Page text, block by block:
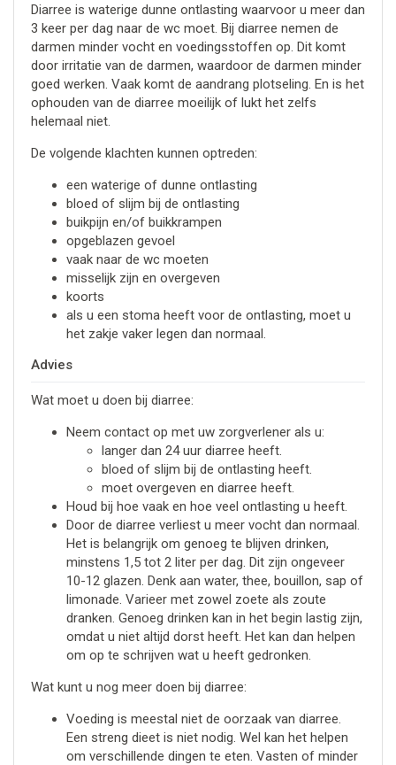
Diarree is waterige dunne ontlasting waarvoor u meer dan
3 keer per dag naar de wc moet. Bij diarree nemen de
darmen minder vocht en voedingsstoffen op. Dit komt
door irritatie van de darmen, waardoor de darmen minder
goed werken. Vaak komt de aandrang plotseling. En is het
ophouden van de diarree moeilijk of lukt het zelfs
helemaal niet.
De volgende klachten kunnen optreden:
een waterige of dunne ontlasting
bloed of slijm bij de ontlasting
buikpijn en/of buikkrampen
opgeblazen gevoel
vaak naar de wc moeten
misselijk zijn en overgeven
koorts
als u een stoma heeft voor de ontlasting, moet u
het zakje vaker legen dan normaal.
Advies
Wat moet u doen bij diarree:
Neem contact op met uw zorgverlener als u:
langer dan 24 uur diarree heeft.
bloed of slijm bij de ontlasting heeft.
moet overgeven en diarree heeft.
Houd bij hoe vaak en hoe veel ontlasting u heeft.
Door de diarree verliest u meer vocht dan normaal.
Het is belangrijk om genoeg te blijven drinken,
minstens 1,5 tot 2 liter per dag. Dit zijn ongeveer
10-12 glazen. Denk aan water, thee, bouillon, sap of
limonade. Varieer met zowel zoete als zoute
dranken. Genoeg drinken kan in het begin lastig zijn,
omdat u niet altijd dorst heeft. Het kan dan helpen
om op te schrijven wat u heeft gedronken.
Wat kunt u nog meer doen bij diarree:
Voeding is meestal niet de oorzaak van diarree.
Een streng dieet is niet nodig. Wel kan het helpen
om verschillende dingen te eten. Vasten of minder